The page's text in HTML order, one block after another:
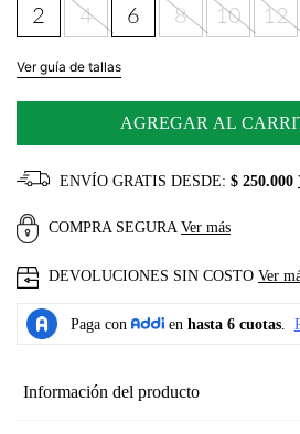
2 4 6 8 10 12
Ver guía de tallas
AGREGAR AL
ENVÍO GRATIS DESDE: $ 250.000
COMPRA SEGURA Ver más
DEVOLUCIONES SIN COSTO Ver
Información del producto